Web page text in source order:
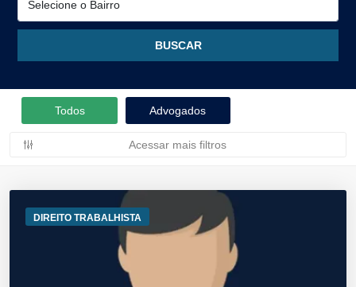
Todos Advogados
Acessar mais filtros
DIREITO TRABALHISTA